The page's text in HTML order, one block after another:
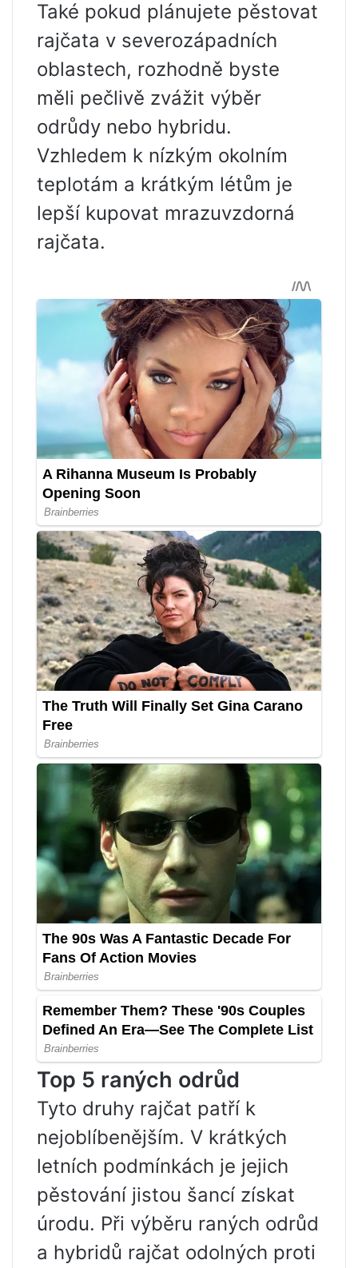
Také pokud plánujete pěstovat
rajčata v severozápadních
oblastech, rozhodně byste
měli pečlivě zvážit výběr
odrůdy nebo hybridu.
Vzhledem k nízkým okolním
teplotám a krátkým létům je
lepší kupovat mrazuvzdorná
rajčata.
Top 5 raných odrůd
Tyto druhy rajčat patří k
nejoblíbenějším. V krátkých
letních podmínkách je jejich
pěstování jistou šancí získat
úrodu. Při výběru raných odrůd
a hybridů rajčat odolných proti